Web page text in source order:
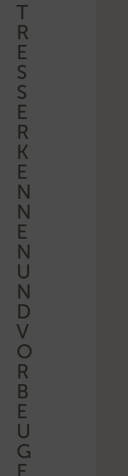
T
R
E
S
S
E
R
K
E
N
N
E
N
U
N
D
V
O
R
B
E
U
G
E